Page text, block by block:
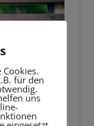
für den
uns